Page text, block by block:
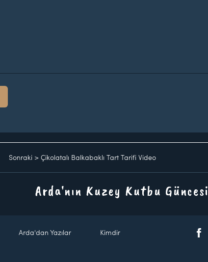
Sonraki > Çikolatalı Balkabaklı Tart Tarifi Video
Arda'nın Kuzey Kutbu Güncesi
Arda'dan Yazılar Kimdir